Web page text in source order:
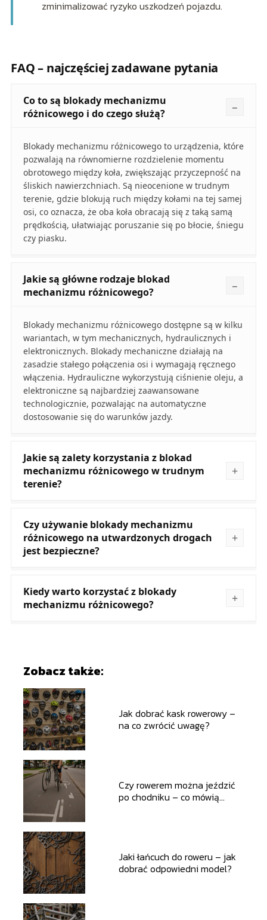
zminimalizować ryzyko uszkodzeń pojazdu.
FAQ – najczęściej zadawane pytania
Co to są blokady mechanizmu
różnicowego i do czego służą?
Blokady mechanizmu różnicowego to urządzenia, które
pozwalają na równomierne rozdzielenie momentu
obrotowego między koła, zwiększając przyczepność na
śliskich nawierzchniach. Są nieocenione w trudnym
terenie, gdzie blokują ruch między kołami na tej samej
osi, co oznacza, że oba koła obracają się z taką samą
prędkością, ułatwiając poruszanie się po błocie, śniegu
czy piasku.
Jakie są główne rodzaje blokad
mechanizmu różnicowego?
Blokady mechanizmu różnicowego dostępne są w kilku
wariantach, w tym mechanicznych, hydraulicznych i
elektronicznych. Blokady mechaniczne działają na
zasadzie stałego połączenia osi i wymagają ręcznego
włączenia. Hydrauliczne wykorzystują ciśnienie oleju, a
elektroniczne są najbardziej zaawansowane
technologicznie, pozwalając na automatyczne
dostosowanie się do warunków jazdy.
Jakie są zalety korzystania z blokad
mechanizmu różnicowego w trudnym
terenie?
Czy używanie blokady mechanizmu
różnicowego na utwardzonych drogach
jest bezpieczne?
Kiedy warto korzystać z blokady
mechanizmu różnicowego?
Zobacz także:
Jak dobrać kask rowerowy –
na co zwrócić uwagę?
Czy rowerem można jeździć
po chodniku – co mówią
Jaki łańcuch do roweru – jak
dobrać odpowiedni model?